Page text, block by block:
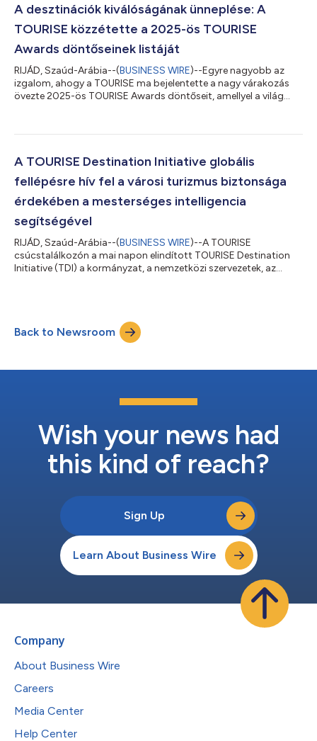
ismerjék el, amely a globális GDP minden tíz dollárjából egyet
ad, és valamennyi általa érintett iparág fej...
A desztinációk kiválóságának ünneplése: A
TOURISE közzétette a 2025-ös TOURISE
Awards döntőseinek listáját
RIJÁD, Szaúd-Arábia--(BUSINESS WIRE)--Egyre nagyobb az
izgalom, ahogy a TOURISE ma bejelentette a nagy várakozás
övezte 2025-ös TOURISE Awards döntőseit, amellyel a világ
célt nevezett meg döntősként, amelyek meghatározzák a
átírják a kiválóság szabályait – teljesen új normákat teremtenek
A TOURISE Destination Initiative globális
fellépésre hív fel a városi turizmus biztonsága
érdekében a mesterséges intelligencia
segítségével
RIJÁD, Szaúd-Arábia--(BUSINESS WIRE)--A TOURISE
csúcstalálkozón a mai napon elindított TOURISE Destination
Initiative (TDI) a kormányzat, a nemzetközi szervezetek, az
(Alapelvek Nyilatkozata) alapján a TDI felelős technológia és
szektorokon átívelő együttműködés révén a biztonságot, a
környezettudatosságot, a kulturális örö...
Back to Newsroom
Wish your news had
this kind of reach?
Sign Up
Learn About Business Wire
Company
About Business Wire
Careers
Media Center
Help Center